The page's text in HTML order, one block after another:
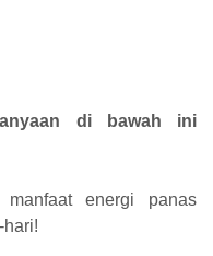
di bawah ini
energi panas